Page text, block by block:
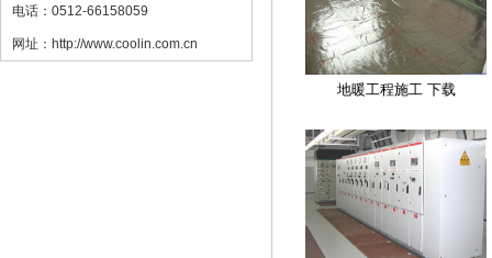
电话：0512-66158059
网址：http://www.coolin.com.cn
地暖工程施工 下载